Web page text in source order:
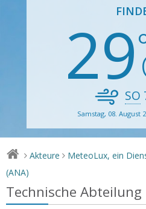
29SO
Samstag, 08. August
> Akteure > MeteoLux, ein
(ANA)
Technische Abteilung